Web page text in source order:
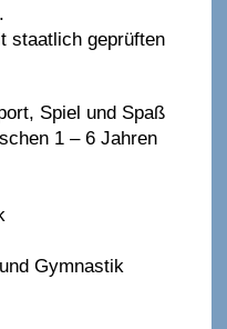
staatlich geprüften
Spiel und Spaß
1 – 6 Jahren
Gymnastik